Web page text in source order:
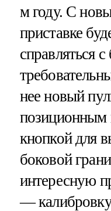
м году. С
приставке
справляться с
нее новый
позиционным
кнопкой для
боковой
интересную
—